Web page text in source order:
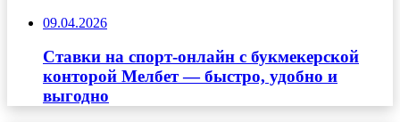
09.04.2026
Ставки на спорт-онлайн с букмекерской
конторой Мелбет — быстро, удобно и
выгодно